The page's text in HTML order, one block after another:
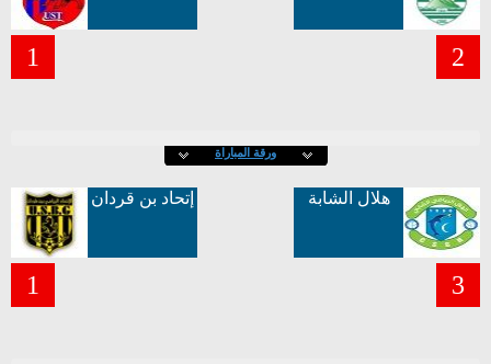
2
1
ورقة المباراة
هلال الشابة
3
إتحاد بن قردان
1